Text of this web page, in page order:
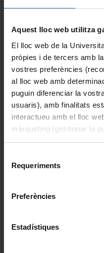
Aquest lloc web utilitza
El lloc web de la
pròpies i de tercers amb
vostres preferències
al lloc web amb
puguin diferenciar la
usuaris), amb finalitats
interactueu amb el lloc
màrqueting (gestionar la
adequant-la en funció
consultar laPolítica de
Requeriments
Preferències
Estadístiques